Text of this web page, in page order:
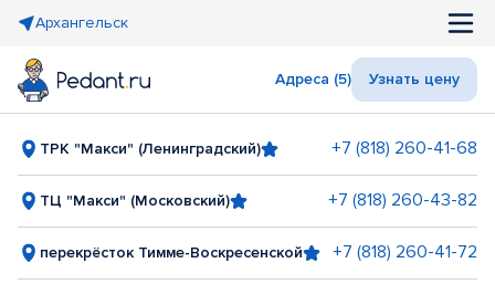
Архангельск
Адреса (5) Узнать цену
ТРК "Макси" (Ленинградский) +7 (818) 260-41-68
ТЦ "Макси" (Московский) +7 (818) 260-43-82
перекрёсток Тимме-Воскресенской +7 (818) 260-41-72